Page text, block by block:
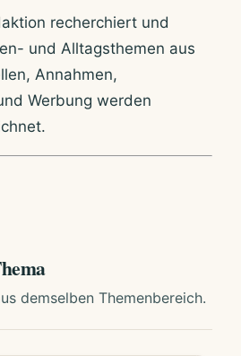
recherchiert und
und Alltagsthemen aus
Annahmen,
Werbung werden
demselben Themenbereich.